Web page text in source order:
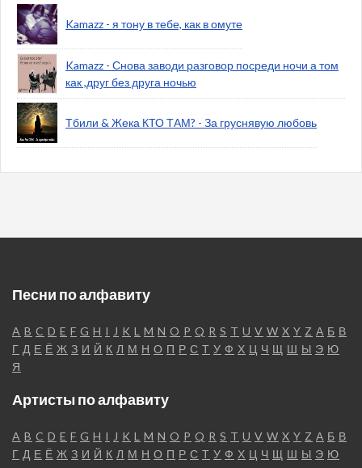
Kamazz - я тону в тебе, как в омуте
Kamazz - Снова заводи разговор посреди ночи а том
как ,друг без друга ночью
Тбили & Жека КТО ТАМ? - За груснявую любовь
Песни по алфавиту
A B C D E F G H I J K L M N O P Q R S T U V W X Y Z А Б В
Г Д Е Ё Ж З И Й К Л М Н О П Р С Т У Ф Х Ц Ч Щ Ш Ы Э Ю
Я
Артисты по алфавиту
A B C D E F G H I J K L M N O P Q R S T U V W X Y Z А Б В
Г Д Е Ё Ж З И Й К Л М Н О П Р С Т У Ф Х Ц Ч Щ Ш Ы Э Ю